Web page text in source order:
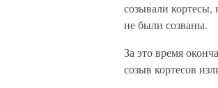
созывали
не были созваны.
За это время
созыв кортесов